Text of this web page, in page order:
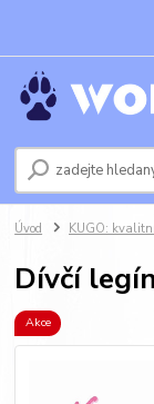
Úvod KUGO:
Dívčí
Akce